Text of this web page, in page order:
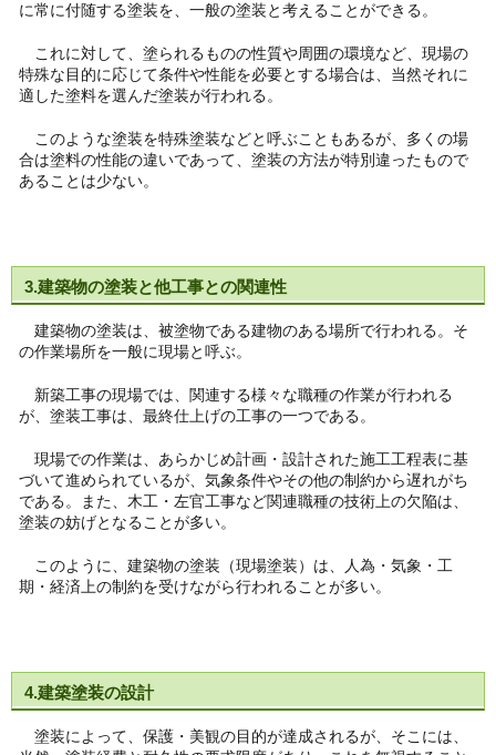
に常に付随する塗装を、一般の塗装と考えることができる。
これに対して、塗られるものの性質や周囲の環境など、現場の
特殊な目的に応じて条件や性能を必要とする場合は、当然それに
適した塗料を選んだ塗装が行われる。
このような塗装を特殊塗装などと呼ぶこともあるが、多くの場
合は塗料の性能の違いであって、塗装の方法が特別違ったもので
あることは少ない。
3.建築物の塗装と他工事との関連性
建築物の塗装は、被塗物である建物のある場所で行われる。そ
の作業場所を一般に現場と呼ぶ。
新築工事の現場では、関連する様々な職種の作業が行われる
が、塗装工事は、最終仕上げの工事の一つである。
現場での作業は、あらかじめ計画・設計された施工工程表に基
づいて進められているが、気象条件やその他の制約から遅れがち
である。また、木工・左官工事など関連職種の技術上の欠陥は、
塗装の妨げとなることが多い。
このように、建築物の塗装（現場塗装）は、人為・気象・工
期・経済上の制約を受けながら行われることが多い。
4.建築塗装の設計
塗装によって、保護・美観の目的が達成されるが、そこには、